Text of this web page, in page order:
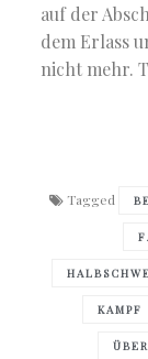
auf der
dem Erlass
nicht mehr.
Tagged
KAMPF